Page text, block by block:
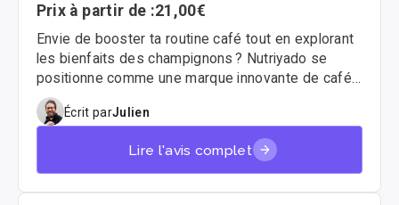
Prix à partir de :21,00€
Envie de booster ta routine café tout en explorant
les bienfaits des champignons ? Nutriyado se
positionne comme une marque innovante de café
aux champignons pensée pour accompagner ta
journée de façon naturelle.
Écrit parJulien
Lire l'avis complet